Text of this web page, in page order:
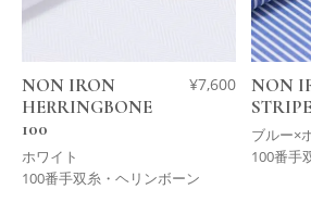
NON IRON
HERRINGBONE
100
ホワイト
¥7,600
100番手双糸・ヘリンボーン
NON
ブルー×
100番手